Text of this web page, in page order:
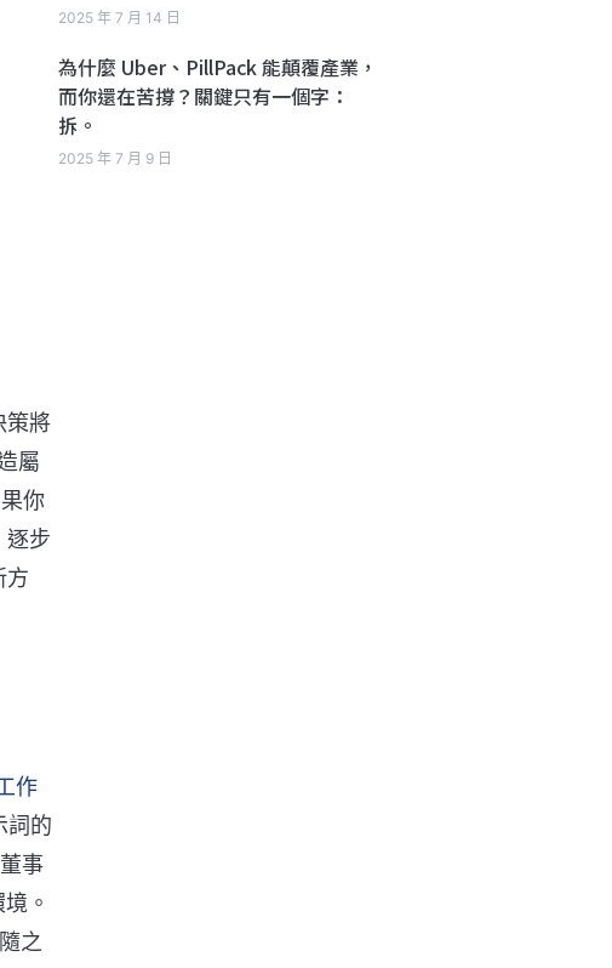
策將
屬
你
逐步
方
作
詞的
事
。
之
2025 年 7 月 14 日
為什麼 Uber、PillPack 能顛覆產業，
而你還在苦撐？關鍵只有一個字：
拆。
2025 年 7 月 9 日